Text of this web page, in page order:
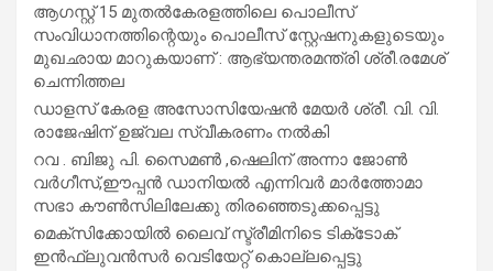
ആഗസ്റ്റ് 15 മുതല്‍കേരളത്തിലെ പൊലീസ്
സംവിധാനത്തിന്റെയും പൊലീസ് സ്റ്റേഷനുകളുടെയും
മുഖഛായ മാറുകയാണ് : ആഭ്യന്തരമന്ത്രി ശ്രീ.രമേശ്
ചെന്നിത്തല
ഡാളസ് കേരള അസോസിയേഷൻ മേയർ ശ്രീ. വി. വി.
രാജേഷിന് ഉജ്വല സ്വീകരണം നൽകി
റവ . ബിജു പി. സൈമൺ ,ഷെലിന് അന്നാ ജോൺ
വർഗീസ്,ഈപ്പൻ ഡാനിയൽ എന്നിവർ മാർത്തോമാ
സഭാ കൗൺസിലിലേക്കു തിരഞ്ഞെടുക്കപ്പെട്ടു
മെക്സിക്കോയിൽ ലൈവ് സ്ട്രീമിനിടെ ടിക്‌ടോക്
ഇൻഫ്ലുവൻസർ വെടിയേറ്റ് കൊല്ലപ്പെട്ടു